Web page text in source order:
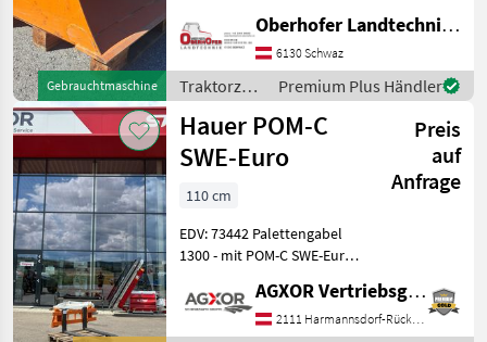
Gebrauchtmaschine
TOP Zustand - Breite 120cm
- Volumen 0, 42m² -
Eigengewicht 138kg -
Baujahr leider nicht
Oberhofer Landtechnik GmbH
6130 Schwaz
Traktorzubehör
/ Hauer
Premium Plus Händler
Hauer POM-C
SWE-Euro
Preis
auf
Anfrage
110 cm
EDV: 73442 Palettengabel
1300 - mit POM-C SWE-Euro
1100mm Das Verkaufsteam
der Fa. Agxor zeigt Ihnen
AGXOR Vertriebsgesellschaft Ost GmbH
2111 Harmannsdorf-Rückersdorf